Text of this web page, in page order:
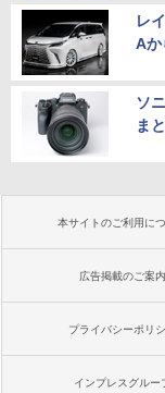
レ
Aか
ソ
ま
本サイトのご利用に
広告掲載のご案内
プライバシーポリ
インプレスグルー